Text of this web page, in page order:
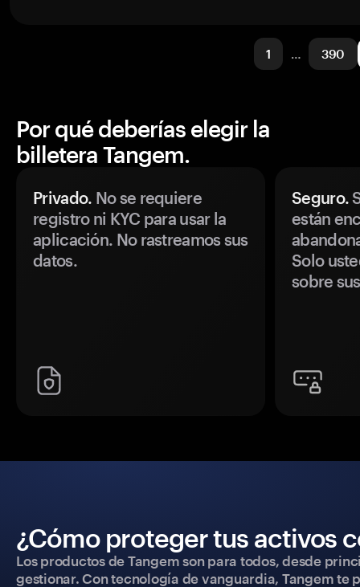
1 … 390
Por qué deberías elegir la
billetera Tangem.
Privado. No se requiere
registro ni KYC para usar la
aplicación. No rastreamos sus
datos.
Seguro.
están
Solo
sobre
¿Cómo proteger tus activos
Los productos de Tangem son para todos, desde
gestionar. Con tecnología de vanguardia, Tangem